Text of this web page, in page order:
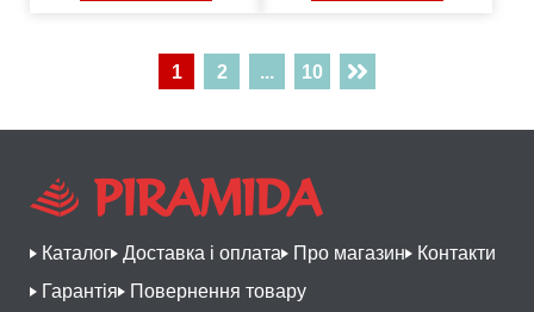
1 2 ... 10
Каталог Доставка і оплата Про магазин
Контакти
Гарантія
Повернення товару